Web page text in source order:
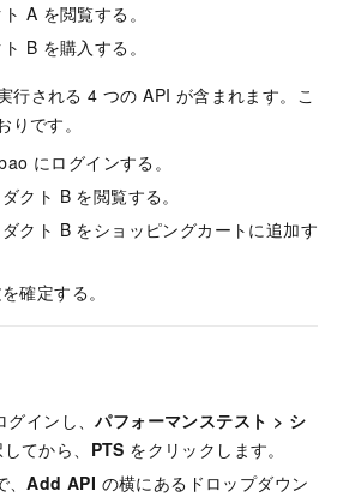
A を閲覧する。
B を購入する。
行される 4 つの API が含まれます。こ
です。
にログインする。
クト B を閲覧する。
クト B をショッピングカートに追加す
確定する。
グインし、パフォーマンステスト > シ
てから、 PTS をクリックします。
、Add API の横にあるドロップダウン